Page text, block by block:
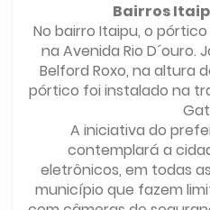
Bairros
No bairro Itaipu, o
na Avenida Rio D´ouro.
Belford Roxo, na altura
pórtico foi instalado na
A iniciativa do
contemplará a
eletrônicos, em todas
município que fazem